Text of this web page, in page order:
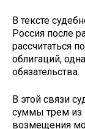
В тексте
Россия после
рассчитаться
облигаций,
обязательства.
В этой связи
суммы трем из
возмещения